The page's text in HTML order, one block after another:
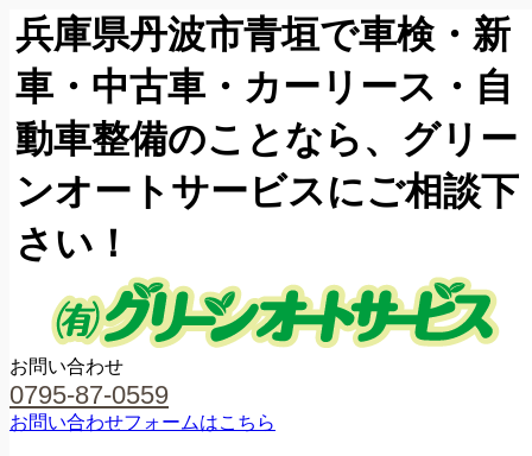
兵庫県丹波市青垣で車検・新
車・中古車・カーリース・自
動車整備のことなら、グリー
ンオートサービスにご相談下
さい！
お問い合わせ
0795-87-0559
お問い合わせフォームはこちら